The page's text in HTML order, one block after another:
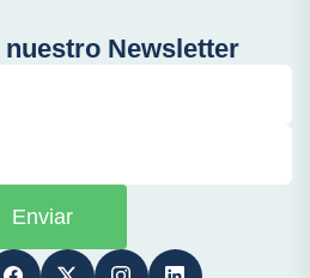
Newsletter
Enviar